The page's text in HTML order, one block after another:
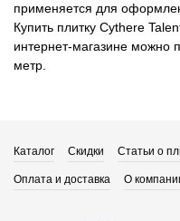
применяется для
Купить плитку Cythere
интернет-магазине можно
метр.
Каталог Скидки Статьи о
Оплата и доставка О